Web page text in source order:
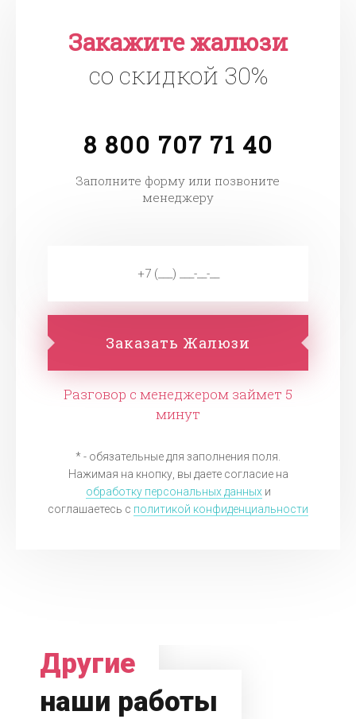
Закажите жалюзи
со скидкой 30%
8 800 707 71 40
Заполните форму или позвоните
менеджеру
Заказать Жалюзи
Разговор с менеджером займет 5
минут
* - обязательные для заполнения поля.
Нажимая на кнопку, вы даете согласие на
обработку персональных данных и
соглашаетесь c политикой конфиденциальности
Другие
наши работы